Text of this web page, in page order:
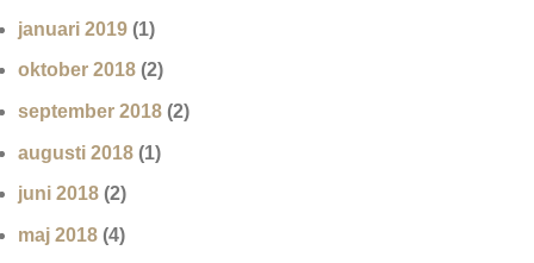
januari 2019 (1)
oktober 2018 (2)
september 2018 (2)
augusti 2018 (1)
juni 2018 (2)
maj 2018 (4)